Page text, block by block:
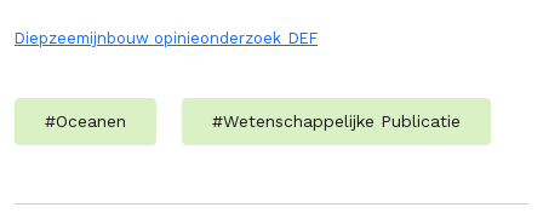
Diepzeemijnbouw opinieonderzoek_DEF
#Oceanen #Wetenschappelijke Publicatie